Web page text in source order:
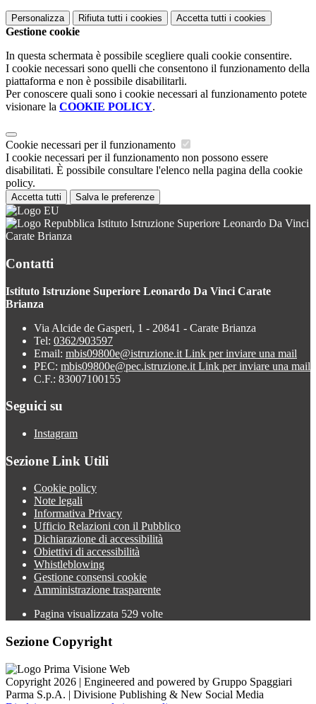
Personalizza Rifiuta tutti i cookies Accetta tutti i cookies
Gestione cookie
In questa schermata è possibile scegliere quali cookie consentire.
I cookie necessari sono quelli che consentono il funzionamento della
piattaforma e non è possibile disabilitarli.
Per conoscere quali sono i cookie necessari al funzionamento potete
visionare la COOKIE POLICY.
Cookie necessari per il funzionamento
I cookie necessari per il funzionamento non possono essere
disabilitati. È possibile consultare l'elenco nella pagina della cookie
policy.
Accetta tutti Salva le preferenze
Istituto Istruzione Superiore Leonardo Da Vinci
Carate Brianza
Contatti
Istituto Istruzione Superiore Leonardo Da Vinci Carate
Brianza
Via Alcide de Gasperi, 1 - 20841 - Carate Brianza
Tel: 0362/903597
Email: mbis09800e@istruzione.it Link per inviare una mail
PEC: mbis09800e@pec.istruzione.it Link per inviare una mail
C.F.: 83007100155
Seguici su
Instagram
Sezione Link Utili
Cookie policy
Note legali
Informativa Privacy
Ufficio Relazioni con il Pubblico
Dichiarazione di accessibilità
Obiettivi di accessibilità
Whistleblowing
Gestione consensi cookie
Amministrazione trasparente
Pagina visualizzata 529 volte
Sezione Copyright
Copyright 2026 | Engineered and powered by Gruppo Spaggiari
Parma S.p.A. | Divisione Publishing & New Social Media